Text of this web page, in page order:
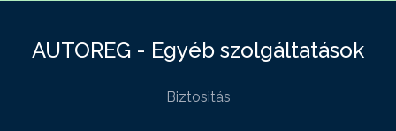
AUTOREG - Egyéb szolgáltatások
Biztositás